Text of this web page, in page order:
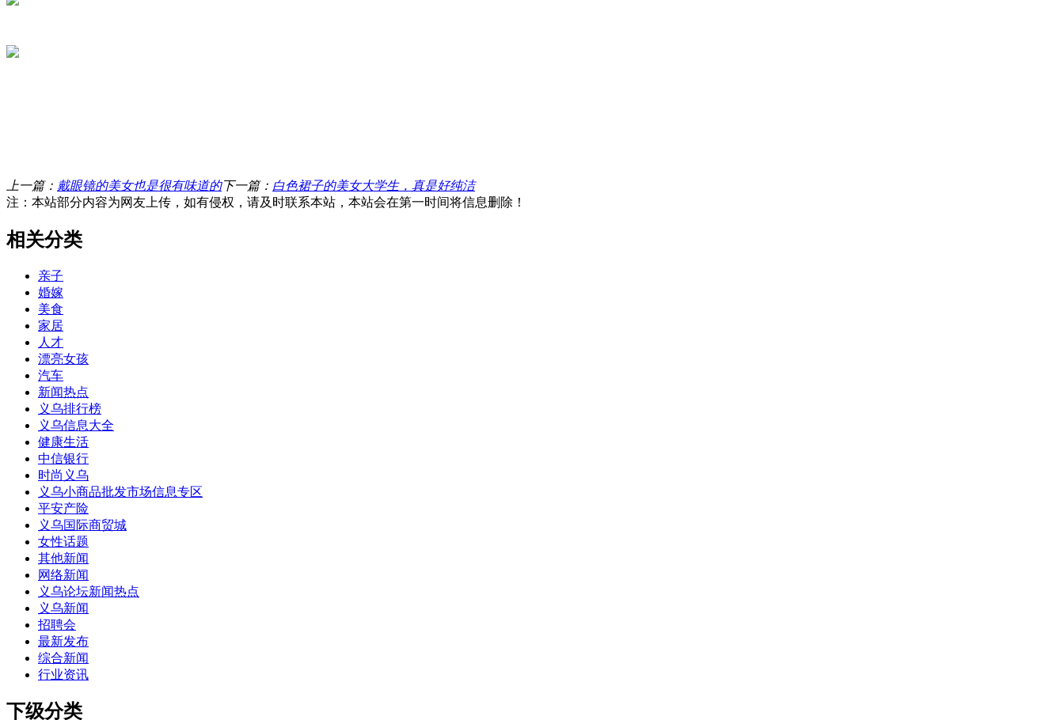
上一篇： 戴眼镜的美女也是很有味道的下一篇： 白色裙子的美女大学生，真是好纯洁
注：本站部分内容为网友上传，如有侵权，请及时联系本站，本站会在第一时间将信息删除！
相关分类
亲子
婚嫁
美食
家居
人才
漂亮女孩
汽车
新闻热点
义乌排行榜
义乌信息大全
健康生活
中信银行
时尚义乌
义乌小商品批发市场信息专区
平安产险
义乌国际商贸城
女性话题
其他新闻
网络新闻
义乌论坛新闻热点
义乌新闻
招聘会
最新发布
综合新闻
行业资讯
下级分类